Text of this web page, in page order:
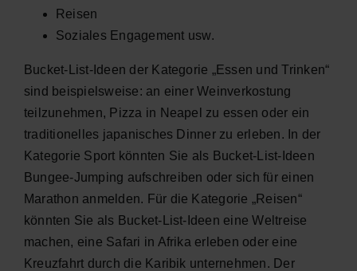
Reisen
Soziales Engagement usw.
Bucket-List-Ideen der Kategorie „Essen und Trinken“
sind beispielsweise: an einer Weinverkostung
teilzunehmen, Pizza in Neapel zu essen oder ein
traditionelles japanisches Dinner zu erleben. In der
Kategorie Sport könnten Sie als Bucket-List-Ideen
Bungee-Jumping aufschreiben oder sich für einen
Marathon anmelden. Für die Kategorie „Reisen“
könnten Sie als Bucket-List-Ideen eine Weltreise
machen, eine Safari in Afrika erleben oder eine
Kreuzfahrt durch die Karibik unternehmen. Der